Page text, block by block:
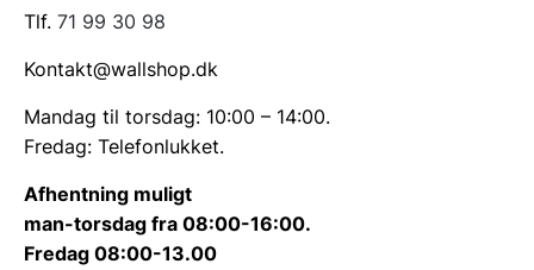
Tlf. 71 99 30 98
Kontakt@wallshop.dk
Mandag til torsdag: 10:00 – 14:00.
Fredag: Telefonlukket.
Afhentning muligt
man-torsdag fra 08:00-16:00.
Fredag 08:00-13.00